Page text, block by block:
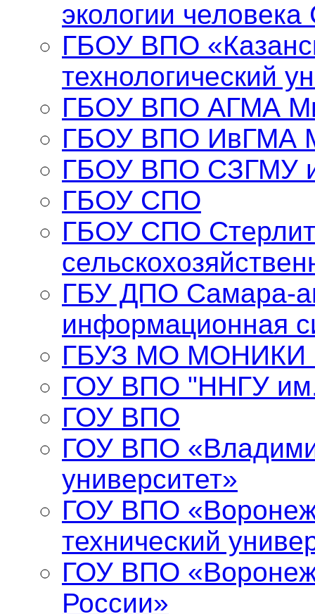
экологии
ГБОУ ВПО
технологический
ГБОУ ВПО АГМА
ГБОУ ВПО ИвГМА
ГБОУ ВПО СЗГМУ
ГБОУ СПО
ГБОУ СПО
ГБУ ДПО Самара-
информационная
ГБУЗ МО МОНИКИ
ГОУ ВПО "ННГУ им.
ГОУ ВПО
ГОУ ВПО
университет»
ГОУ ВПО
технический
ГОУ ВПО
России»